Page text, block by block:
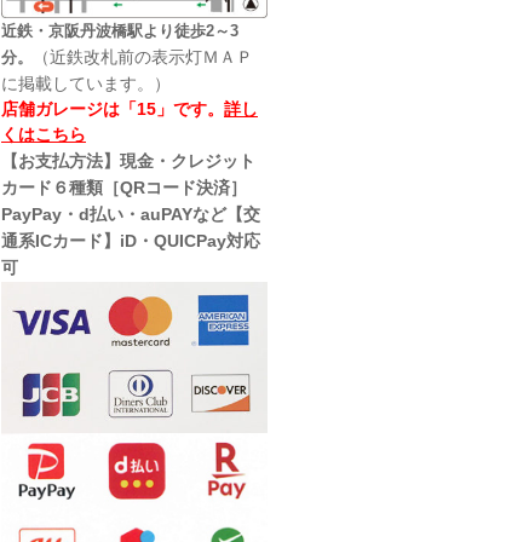
近鉄・京阪丹波橋駅より徒歩2～3
分。
（近鉄改札前の表示灯ＭＡＰ
に掲載しています。）
店舗ガレージは「15」です。 詳し
くはこちら
【お支払方法】現金・クレジット
カード６種類［QRコード決済］
PayPay・d払い・auPAYなど【交
通系ICカード】iD・QUICPay対応
可